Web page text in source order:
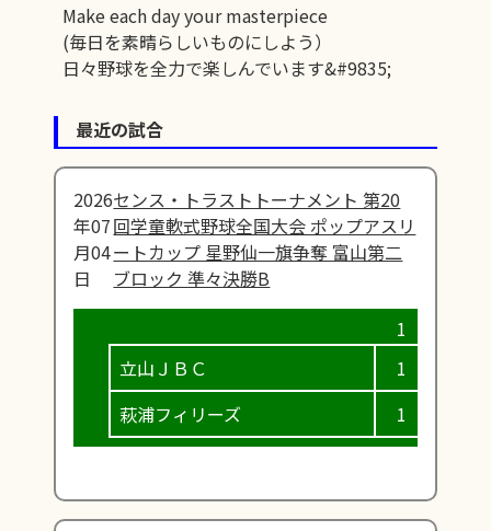
Make each day your masterpiece
(毎日を素晴らしいものにしよう）
日々野球を全力で楽しんでいます&#9835;
最近の試合
2026
年07
月04
日
センス・トラストトーナメント 第20
回学童軟式野球全国大会 ポップアスリ
ートカップ 星野仙一旗争奪 富山第二
ブロック 準々決勝B
立山ＪＢＣ
萩浦フィリーズ
1
1